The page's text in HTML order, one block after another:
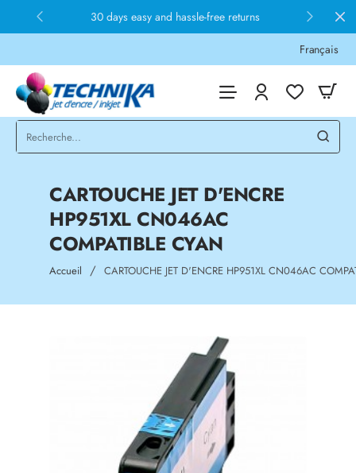
30 days easy and hassle-free returns
Français
CARTOUCHE JET D'ENCRE
HP951XL CN046AC
COMPATIBLE CYAN
Accueil homeCARTOUCHE JET D'ENCRE HP951XL CN046AC